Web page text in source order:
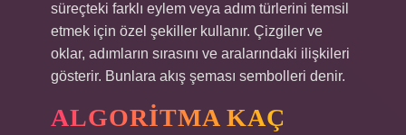
süreçteki farklı eylem veya adım türlerini temsil
etmek için özel şekiller kullanır. Çizgiler ve
oklar, adımların sırasını ve aralarındaki ilişkileri
gösterir. Bunlara akış şeması sembolleri denir.
ALGORITMA KAÇ